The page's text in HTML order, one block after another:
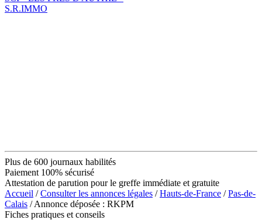
S.R.IMMO
Plus de 600 journaux habilités
Paiement 100% sécurisé
Attestation de parution pour le greffe immédiate et gratuite
Accueil /Consulter les annonces légales /Hauts-de-France /Pas-de-
Calais / Annonce déposée : RKPM
Fiches pratiques et conseils